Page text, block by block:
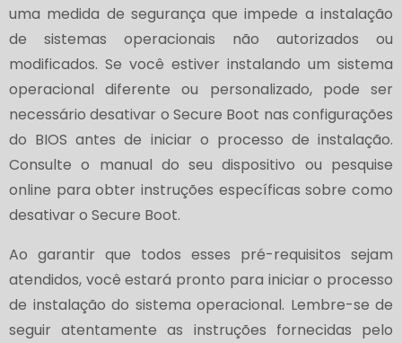
uma medida de segurança que impede a instalação
de sistemas operacionais não autorizados ou
modificados. Se você estiver instalando um sistema
operacional diferente ou personalizado, pode ser
necessário desativar o Secure Boot nas configurações
do BIOS antes de iniciar o processo de instalação.
Consulte o manual do seu dispositivo ou pesquise
online para obter instruções específicas sobre como
desativar o Secure Boot.
Ao garantir que todos esses pré-requisitos sejam
atendidos, você estará pronto para iniciar o processo
de instalação do sistema operacional. Lembre-se de
seguir atentamente as instruções fornecidas pelo